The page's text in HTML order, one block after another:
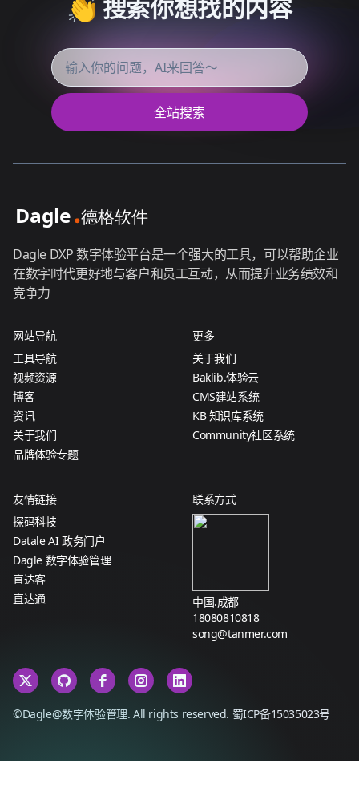
👏 搜索你想找的内容
全站搜索
Dagle DXP 数字体验平台是一个强大的工具，可以帮助企业
在数字时代更好地与客户和员工互动，从而提升业务绩效和
竞争力
网站导航
工具导航
视频资源
博客
资讯
关于我们
品牌体验专题
更多
关于我们
Baklib.体验云
CMS建站系统
KB 知识库系统
Community社区系统
友情链接
探码科技
Datale AI 政务门户
Dagle 数字体验管理
直达客
直达通
联系方式
中国.成都
18080810818
song@tanmer.com
©Dagle@数字体验管理. All rights reserved. 蜀ICP备15035023号